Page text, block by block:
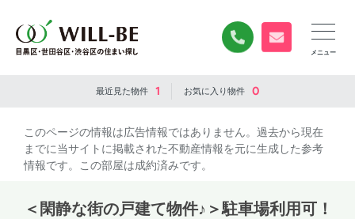
0120-840-834
無料お問い合
最近見た物件 1 お気に入り物件 0
このページの情報は広告情報ではありません。過去から現在
までに当サイトに掲載された不動産情報を元に生成した参考
情報です。この部屋は成約済みです。
＜閑静な街の戸建て物件♪＞駐車場利用可！